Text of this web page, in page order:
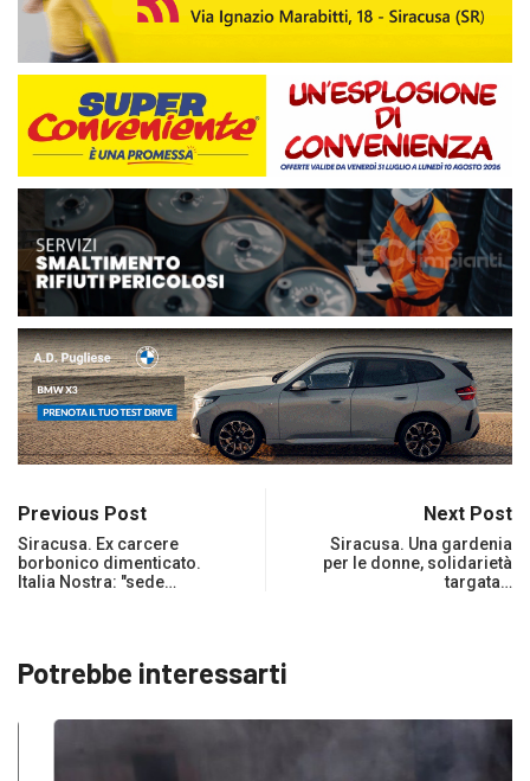
Previous Post
Siracusa. Ex carcere
borbonico dimenticato.
Italia Nostra: "sede…
Next Post
Siracusa. Una gardenia
per le donne, solidarietà
targata…
Potrebbe interessarti